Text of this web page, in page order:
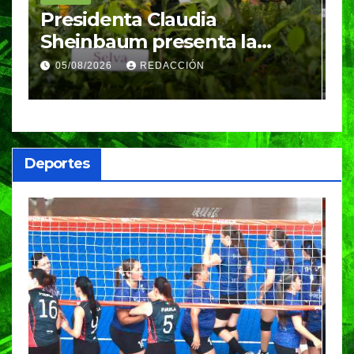
Desde Puebla, la Presidenta
Claudia Sheinbaum
arrancará la Jornada
Nacional de Reforestación
05/08/2026 REDACCIÓN
Deportes